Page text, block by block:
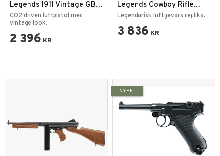
Legends 1911 Vintage GBB
CO2 4,5mm BB
CO2 driven luftpistol med
vintage look.
2 396 KR
Legends Cowboy Rifle
4,5mm BB
Legendarisk luftgevärs replika.
3 836 KR
NYHET